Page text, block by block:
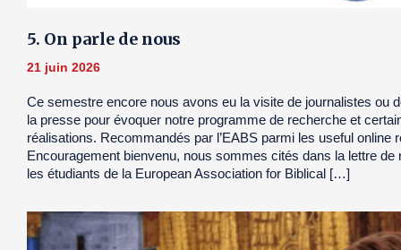
5. On parle de nous
21 juin 2026
Ce semestre encore nous avons eu la visite de journalistes ou
la presse pour évoquer notre programme de recherche et
réalisations. Recommandés par l’EABS parmi les useful online
Encouragement bienvenu, nous sommes cités dans la lettre de
les étudiants de la European Association for Biblical […]